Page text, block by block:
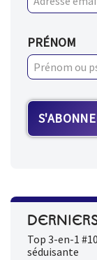
PRÉNOM
Top 3-en-1
séduisante